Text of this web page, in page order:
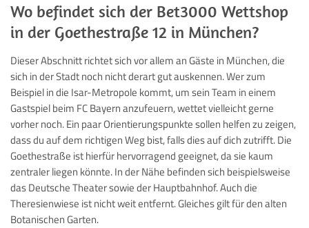
Wo befindet sich der Bet3000 Wettshop
in der Goethestraße 12 in München?
Dieser Abschnitt richtet sich vor allem an Gäste in München, die
sich in der Stadt noch nicht derart gut auskennen. Wer zum
Beispiel in die Isar-Metropole kommt, um sein Team in einem
Gastspiel beim FC Bayern anzufeuern, wettet vielleicht gerne
vorher noch. Ein paar Orientierungspunkte sollen helfen zu zeigen,
dass du auf dem richtigen Weg bist, falls dies auf dich zutrifft. Die
Goethestraße ist hierfür hervorragend geeignet, da sie kaum
zentraler liegen könnte. In der Nähe befinden sich beispielsweise
das Deutsche Theater sowie der Hauptbahnhof. Auch die
Theresienwiese ist nicht weit entfernt. Gleiches gilt für den alten
Botanischen Garten.